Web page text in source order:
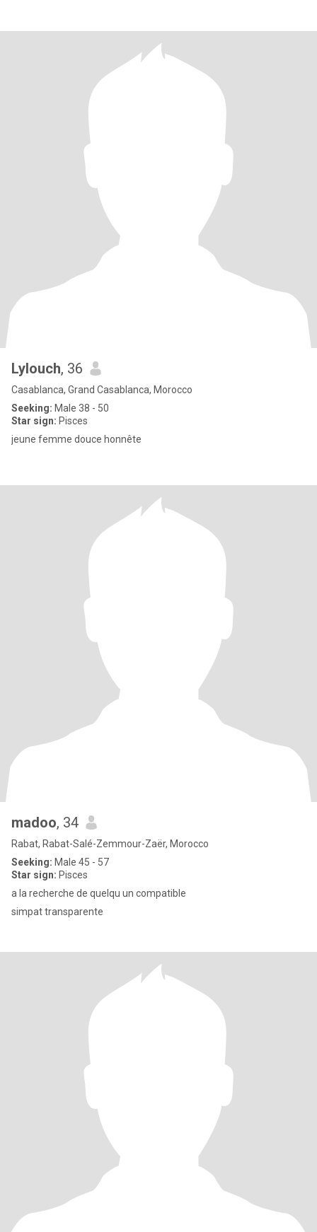
Lylouch, 36
Casablanca, Grand Casablanca, Morocco
Seeking: Male 38 - 50
Star sign: Pisces
jeune femme douce honnête
madoo, 34
Rabat, Rabat-Salé-Zemmour-Zaër, Morocco
Seeking: Male 45 - 57
Star sign: Pisces
a la recherche de quelqu un compatible
simpat transparente